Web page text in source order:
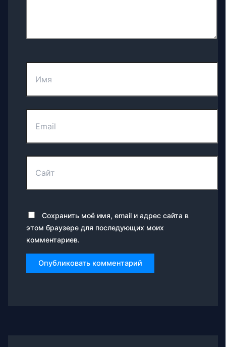
Сохранить моё имя, email и адрес сайта в
этом браузере для последующих моих
комментариев.